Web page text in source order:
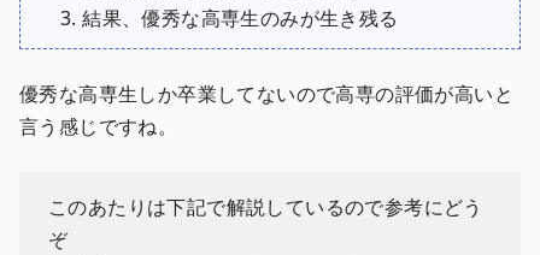
結果、優秀な高専生のみが生き残る
優秀な高専生しか卒業してないので高専の評価が高いと
言う感じですね。
このあたりは下記で解説しているので参考にどう
ぞ